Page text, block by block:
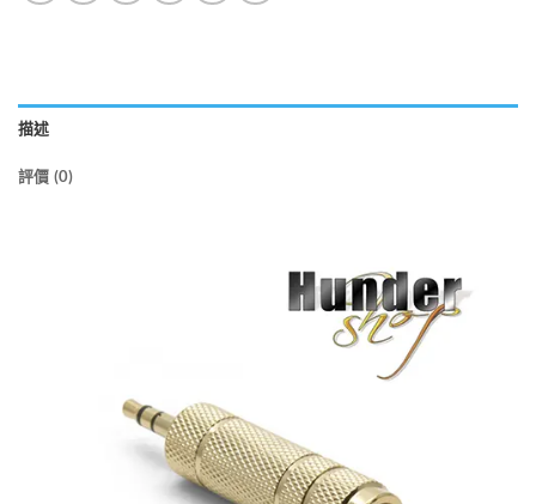
描述
評價 (0)